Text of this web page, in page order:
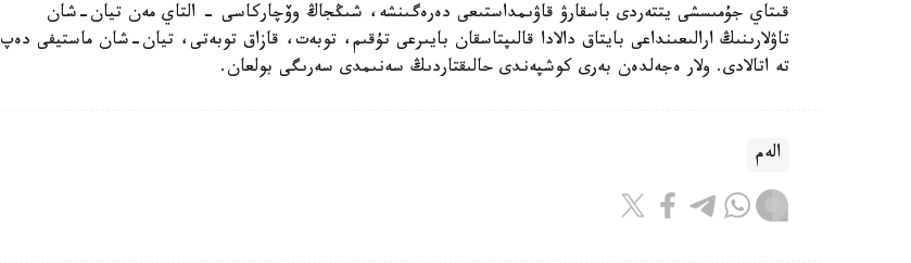
قىتاي جۇمىسشى يتتەردى باسقارۋ قاۋىمداستىعى دەرەگىنشە، شىڭجاڭ وۆچاركاسى - التاي مەن تيان-شان
تاۋلارىنىڭ ارالىعىنداعى بايتاق دالادا قالىپتاسقان بايىرعى تۇقىم، توبەت، قازاق توبەتى، تيان-شان ماستيفى دەپ
تە اتالادى. ولار ەجەلدەن بەرى كوشپەندى حالىقتاردىڭ سەنىمدى سەرىگى بولعان.
الەم